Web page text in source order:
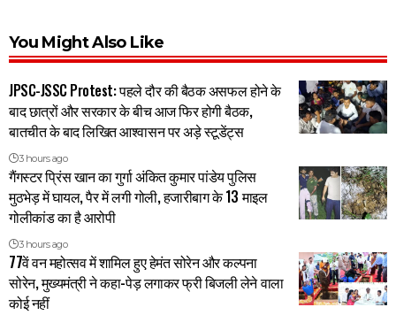
You Might Also Like
JPSC-JSSC Protest: पहले दौर की बैठक असफल होने के
बाद छात्रों और सरकार के बीच आज फिर होगी बैठक,
बातचीत के बाद लिखित आश्वासन पर अड़े स्टूडेंट्स
3 hours ago
गैंगस्टर प्रिंस खान का गुर्गा अंकित कुमार पांडेय पुलिस
मुठभेड़ में घायल, पैर में लगी गोली, हजारीबाग के 13 माइल
गोलीकांड का है आरोपी
3 hours ago
77वें वन महोत्सव में शामिल हुए हेमंत सोरेन और कल्पना
सोरेन, मुख्यमंत्री ने कहा-पेड़ लगाकर फ्री बिजली लेने वाला
कोई नहीं